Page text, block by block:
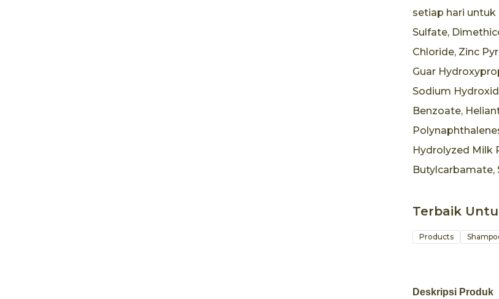
setiap hari untuk
Sulfate,
Chloride, Zinc
Guar
Sodium
Benzoate,
Hydrolyzed Milk
Butylcarbamate,
Terbaik
Products
Deskripsi Produk